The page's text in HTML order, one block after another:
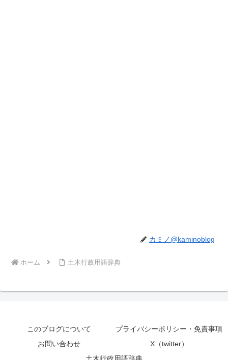
カミノ@kaminoblog
ホーム 土木行政用語辞典
このブログについて
プライバシーポリシー・免責事項
お問い合わせ
X（twitter）
土木行政用語辞典